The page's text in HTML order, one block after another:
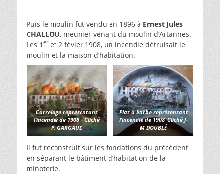
Puis le moulin fut vendu en 1896 à Ernest Jules
CHALLOU, meunier venant du moulin d’Artannes.
Les 1 eret 2 févier 1908, un incendie détruisait le
moulin et la maison d’habitation.
Carrelage représentant
l’incendie de 1908 – Cliché
P. GARGAUD
Plat à barbe représentant
l’incendie de 1908. Cliché J-
M DOUBLÉ
Il fut reconstruit sur les fondations du précédent
en séparant le bâtiment d’habitation de la
minoterie.